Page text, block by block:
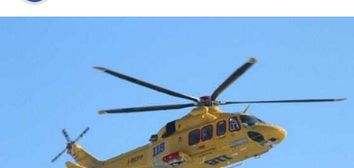
carenza di personale che unita a un parco mezzi che non
è più efficiente ed efficace come dovrebbe essere, non
potrà garantire, secondo noi, per questa estate, un
servizio eccellente. E siamo anche preoccupati per
l’inizio della stagione scolastica, quando andrà garantito
agli studenti il diritto alla mobilità che è sacrosanto”.